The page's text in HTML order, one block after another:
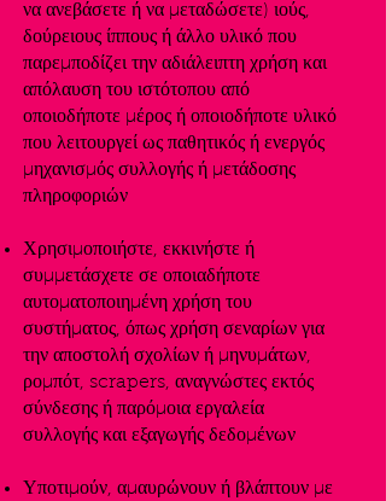
να ανεβάσετε ή να μεταδώσετε) ιούς,
δούρειους ίππους ή άλλο υλικό που
παρεμποδίζει την αδιάλειπτη χρήση και
απόλαυση του ιστότοπου από
οποιοδήποτε μέρος ή οποιοδήποτε υλικό
που λειτουργεί ως παθητικός ή ενεργός
μηχανισμός συλλογής ή μετάδοσης
πληροφοριών
Χρησιμοποιήστε, εκκινήστε ή
συμμετάσχετε σε οποιαδήποτε
αυτοματοποιημένη χρήση του
συστήματος, όπως χρήση σεναρίων για
την αποστολή σχολίων ή μηνυμάτων,
ρομπότ, scrapers, αναγνώστες εκτός
σύνδεσης ή παρόμοια εργαλεία
συλλογής και εξαγωγής δεδομένων
Υποτιμούν, αμαυρώνουν ή βλάπτουν με